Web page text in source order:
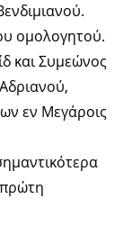
ομολογητού.
και Συμεώνος
εν Μεγάροις